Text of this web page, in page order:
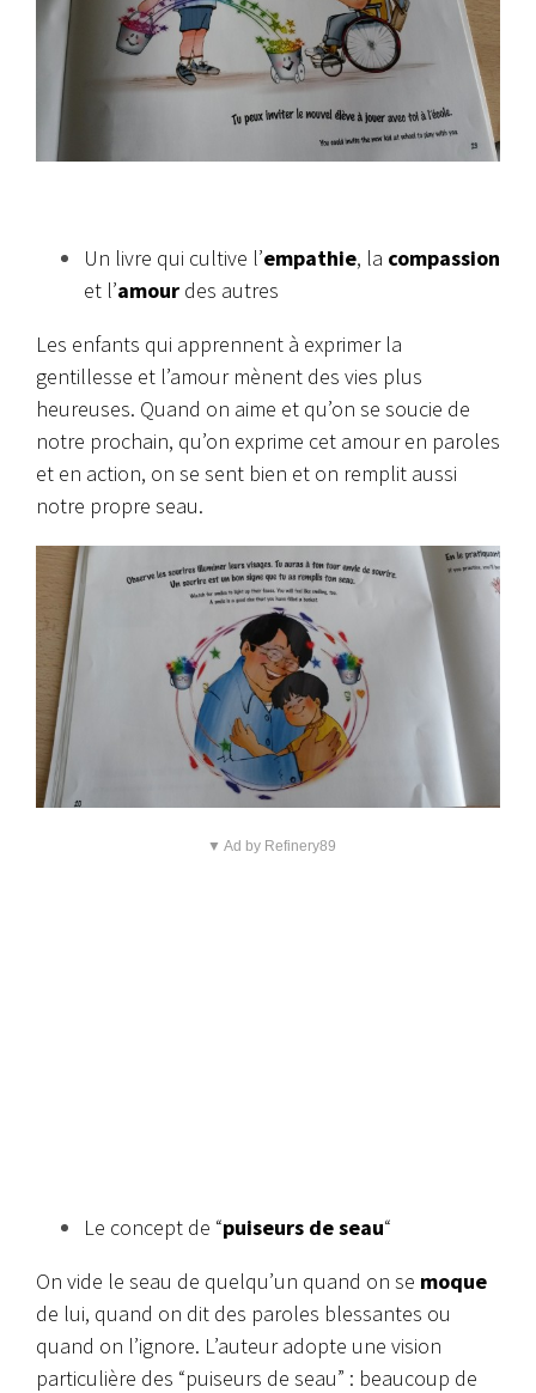
Un livre qui cultive l’empathie, la compassion
et l’amour des autres
Les enfants qui apprennent à exprimer la
gentillesse et l’amour mènent des vies plus
heureuses. Quand on aime et qu’on se soucie de
notre prochain, qu’on exprime cet amour en paroles
et en action, on se sent bien et on remplit aussi
notre propre seau.
▼ Ad by Refinery89
Le concept de “puiseurs de seau“
On vide le seau de quelqu’un quand on se moque
de lui, quand on dit des paroles blessantes ou
quand on l’ignore. L’auteur adopte une vision
particulière des “puiseurs de seau” : beaucoup de